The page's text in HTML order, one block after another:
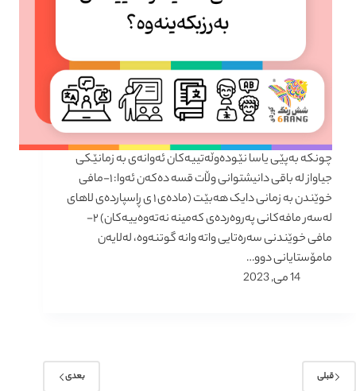
چونکە بەپێی یاسا نێودەوڵەتییەکان ئەوانەی بە زمانێکی
جیاواز لە باقی دانیشتوانی وڵات قسە دەکەن ئەوا: ١-مافی
خوێندن بە زمانی دایک هەبێت (مادەی ١ ی ڕاسپاردەی لاهای
لەسەر مافەکانی پەروەردەی کەمینە نەتەوەییەکان) ٢-
مافی خوێندنی سەرەتایی واتە وانە گوتنەوە، لەلایەن
مامۆستایانی دوو…
14 می, 2023
قبلی بعدی